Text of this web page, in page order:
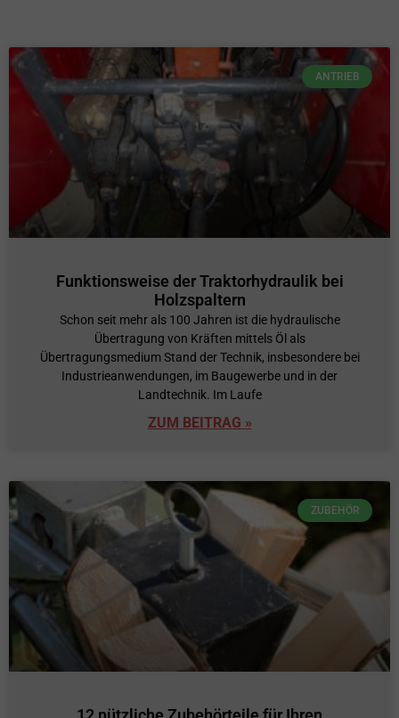
ANTRIEB
Funktionsweise der Traktorhydraulik bei
Holzspaltern
Schon seit mehr als 100 Jahren ist die hydraulische
Übertragung von Kräften mittels Öl als
Übertragungsmedium Stand der Technik, insbesondere bei
Industrieanwendungen, im Baugewerbe und in der
Landtechnik. Im Laufe
ZUM BEITRAG »
ZUBEHÖR